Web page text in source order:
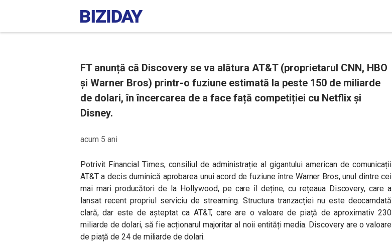
FT anunță că Discovery se va alătura AT&T (proprietarul CNN, HBO
și Warner Bros) printr-o fuziune estimată la peste 150 de miliarde
de dolari, în încercarea de a face față competiției cu Netflix și
Disney.
acum 5 ani
Potrivit Financial Times, consiliul de administrație al gigantului american de comunicații
AT&T a decis duminică aprobarea unui acord de fuziune între Warner Bros, unul dintre cei
mai mari producători de la Hollywood, pe care îl deține, cu rețeaua Discovery, care a
lansat recent propriul serviciu de streaming. Structura tranzacției nu este deocamdată
clară, dar este de așteptat ca AT&T, care are o valoare de piață de aproximativ 230
miliarde de dolari, să fie acționarul majoritar al noii entități media. Discovery are o valoare
de piață de 24 de miliarde de dolari.